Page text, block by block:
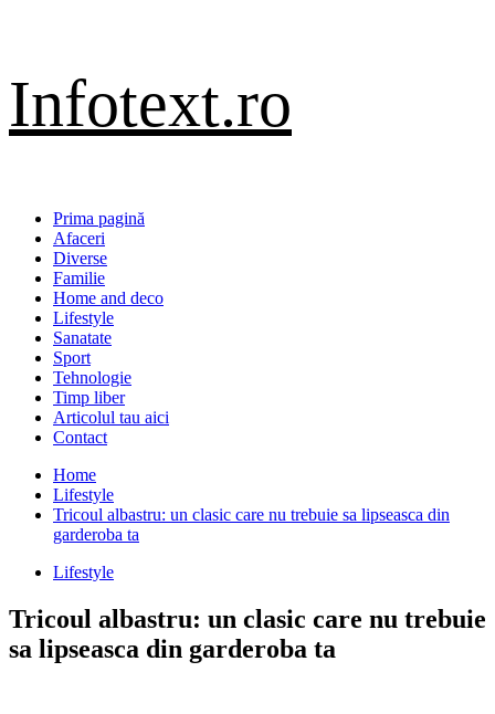
Infotext.ro
Primary
Menu
Prima pagină
Afaceri
Diverse
Familie
Home and deco
Lifestyle
Sanatate
Sport
Tehnologie
Timp liber
Articolul tau aici
Contact
Home
Lifestyle
Tricoul albastru: un clasic care nu trebuie sa lipseasca din
garderoba ta
Lifestyle
Tricoul albastru: un clasic care nu trebuie
sa lipseasca din garderoba ta